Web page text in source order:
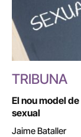
TRIBUNA
El nou model
sexual
Jaime Bataller